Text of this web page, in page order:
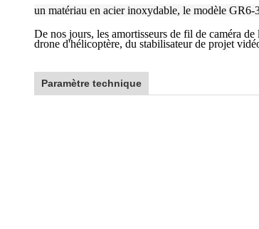
un matériau en acier inoxydable, le modèle
De nos jours, les amortisseurs de fil de caméra
drone d'hélicoptère, du stabilisateur de projet
Paramètre technique